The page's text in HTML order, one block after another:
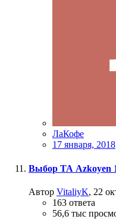
ЛаКофе
17 января, 2018
Выбор ТА Azkoyen
Автор VitaliyK, 22
163 ответа
56,6 тыс